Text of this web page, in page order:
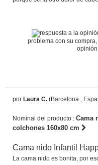
problema con su
por Laura C. (Barcelona ,
Nominal del producto : Cama
colchones 160x80 cm
Cama nido Infantil
La cama nido es bonita, por